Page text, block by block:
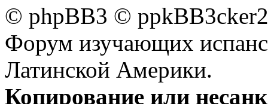
© phpBB3 ©
Форум изучающих
Латинской Америки.
Копирование или